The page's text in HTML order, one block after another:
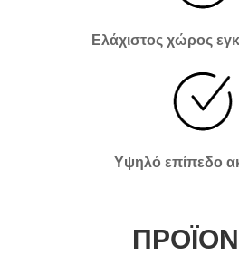
Ελάχιστος χώρος
Υψηλό επίπεδο